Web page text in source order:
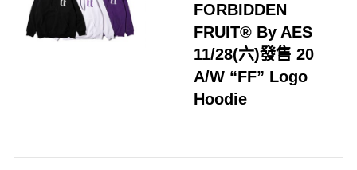
FORBIDDEN
FRUIT® By AES
11/28(六)發售 20
A/W “FF” Logo
Hoodie